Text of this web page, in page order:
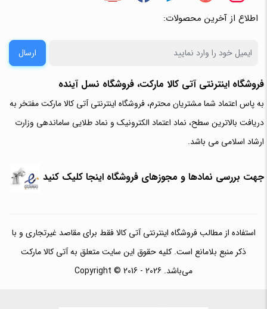
اطلاع از آخرین محصولات:
ارسال
فروشگاه اینترنتی آتی‌ کالا مارکت، فروشگاه نسل آینده
به پاس اعتماد شما مشتریان محترم، فروشگاه اینترنتی آتی کالا مارکت مفتخر به
دریافت بالاترین سطح، نماد اعتماد الکترونیک و نماد طلایی ساماندهی وزارت
ارشاد اسلامی می باشد.
جهت بررسی نمادها و مجوزهای فروشگاه اینجا کلیک کنید
استفاده از مطالب فروشگاه اینترنتی آتی کالا فقط برای مقاصد غیرتجاری و با
ذکر منبع بلامانع است. کلیه حقوق این سایت متعلق به آتی کالا مارکت
می‌باشد. Copyright © 2016 - 2026